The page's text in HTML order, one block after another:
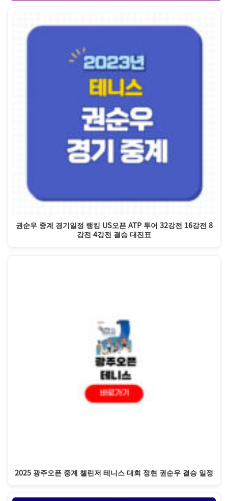
권순우 중계 경기일정 랭킹 US오픈 ATP 투어 32강전 16강전 8
강전 4강전 결승 대진표
2025 광주오픈 중계 챌린저 테니스 대회 정현 권순우 결승 일정